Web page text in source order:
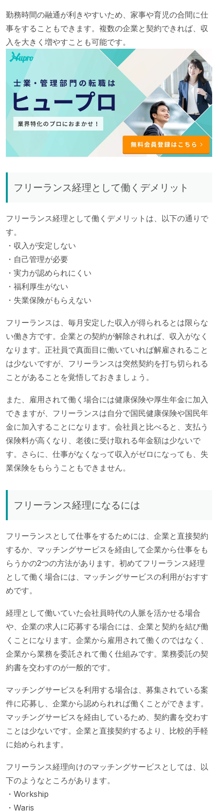
勤務時間の融通が利きやすいため、家事や育児の合間に仕
事をすることもできます。複数の企業と契約できれば、収
入を大きく増やすことも可能です。
フリーランス経理として働くデメリット
フリーランス経理として働くデメリットは、以下の通りで
す。
・収入が安定しない
・自己管理が必要
・実力が認められにくい
・福利厚生がない
・失業保険がもらえない
フリーランスは、毎月安定した収入が得られるとは限らな
い働き方です。企業との契約が解除されれば、収入がなく
なります。正社員で真面目に働いていれば解雇されること
は少ないですが、フリーランスは突然契約を打ち切られる
ことがあることを覚悟しておきましょう。
また、雇用されて働く場合には健康保険や厚生年金に加入
できますが、フリーランスは自分で国民健康保険や国民年
金に加入することになります。会社員と比べると、支払う
保険料が高くなり、老後に受け取れる年金額は少ないで
す。さらに、仕事がなくなって収入がゼロになっても、失
業保険をもらうこともできません。
フリーランス経理になるには
フリーランスとして仕事をするためには、企業と直接契約
するか、マッチングサービスを経由して企業から仕事をも
らうかの2つの方法があります。初めてフリーランス経理
として働く場合には、マッチングサービスの利用がおすす
めです。
経理として働いていた会社員時代の人脈を活かせる場合
や、企業の求人に応募する場合には、企業と契約を結び働
くことになります。企業から雇用されて働くのではなく、
企業から業務を委託されて働く仕組みです。業務委託の契
約書を交わすのが一般的です。
マッチングサービスを利用する場合は、募集されている案
件に応募し、企業から認められれば働くことができます。
マッチングサービスを経由しているため、契約書を交わす
ことは少ないです。企業と直接契約するより、比較的手軽
に始められます。
フリーランス経理向けのマッチングサービスとしては、以
下のようなところがあります。
・Workship
・Waris